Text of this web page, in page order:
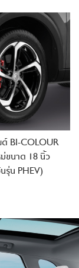
ด์ BI-COLOUR
ม่ขนาด 18 นิ้ว
รุ่น PHEV)